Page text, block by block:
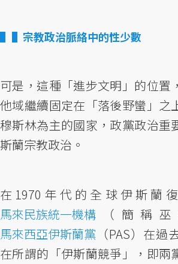
▌宗教政治脈絡中的性少數
可是，這種「進步文明」的位置
他域繼續固定在「落後野蠻」之
穆斯林為主的國家，政黨政治重
斯蘭宗教政治。
在1970年代的全球伊斯蘭
馬來民族統一機構 （簡稱巫
馬來西亞伊斯蘭黨 （PAS）在
在所謂的「伊斯蘭競爭」，即兩